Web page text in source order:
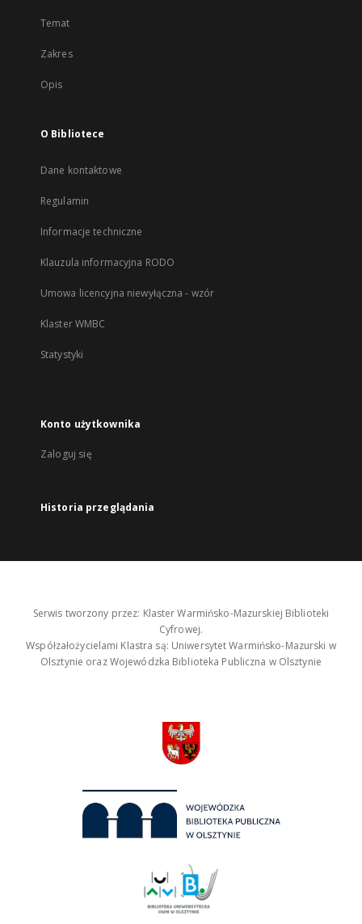
Temat
Zakres
Opis
O Bibliotece
Dane kontaktowe
Regulamin
Informacje techniczne
Klauzula informacyjna RODO
Umowa licencyjna niewyłączna - wzór
Klaster WMBC
Statystyki
Konto użytkownika
Zaloguj się
Historia przeglądania
Serwis tworzony przez: Klaster Warmińsko-Mazurskiej Biblioteki
Cyfrowej.
Współzałożycielami Klastra są: Uniwersytet Warmińsko-Mazurski w
Olsztynie oraz Wojewódzka Biblioteka Publiczna w Olsztynie